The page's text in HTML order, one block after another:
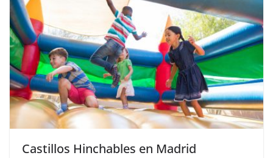
Castillos Hinchables en Madrid